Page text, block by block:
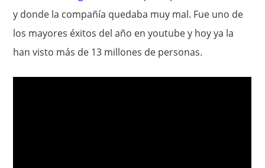
y donde la compañía quedaba muy mal. Fue uno de
los mayores éxitos del año en youtube y hoy ya la
han visto más de 13 millones de personas.